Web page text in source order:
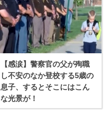
【感涙】警察官の父が殉職
し不安のなか登校する5歳の
息子、するとそこにはこん
な光景が！